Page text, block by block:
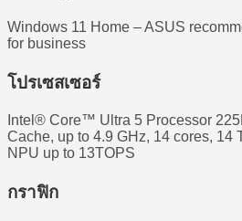
Windows 11 Home – ASUS
for business
โปรเซสเซอร์
Intel® Core™ Ultra 5 Processor
Cache, up to 4.9 GHz, 14 cores, 14
NPU up to 13TOPS
กราฟิก